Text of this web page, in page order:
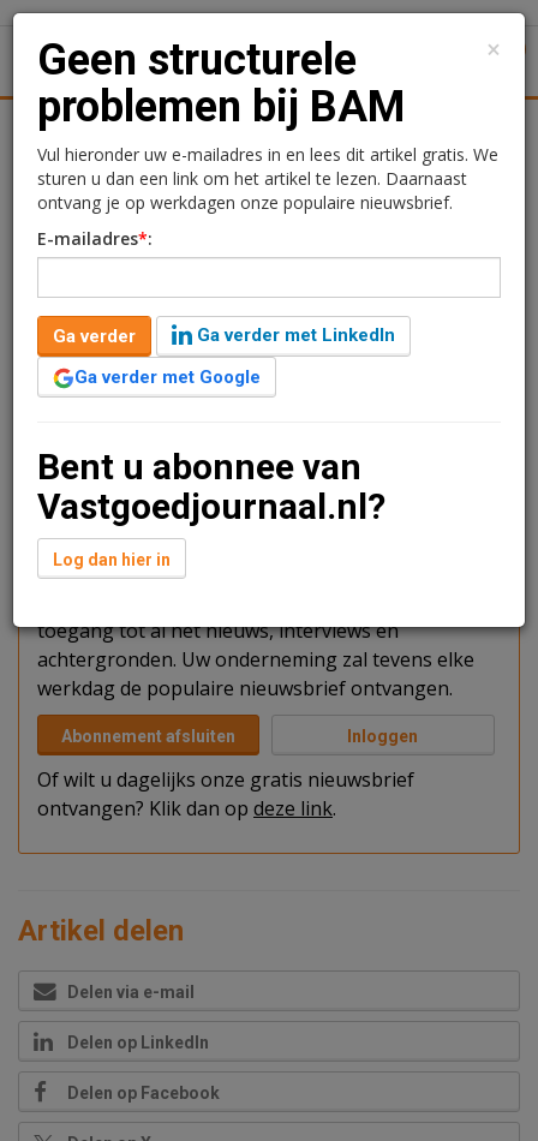
Nieuws Achtergronden
Geen structurele
problemen bij BAM
6 september 2013 om 11:10 1 minuut leestijd
De winstwaarschuwing die BAM in augustus uitgaf bij de
presentatie van de halfjaarcijfers, betekent niet dat er
Verder lezen?
U kunt het artikel niet volledig lezen omdat u nog
niet bent ingelogd. Log in of word abonnee van
toegang tot al het nieuws, interviews en
achtergronden. Uw onderneming zal tevens elke
werkdag de populaire nieuwsbrief ontvangen.
Abonnement afsluiten Inloggen
Of wilt u dagelijks onze gratis nieuwsbrief
ontvangen? Klik dan op deze link.
Artikel delen
Delen via e-mail
Delen op LinkedIn
Delen op Facebook
×
Geen structurele
problemen bij BAM
Vul hieronder uw e-mailadres in en lees dit artikel gratis. We
sturen u dan een link om het artikel te lezen. Daarnaast
ontvang je op werkdagen onze populaire nieuwsbrief.
E-mailadres*:
Ga verder
Ga verder met LinkedIn
Ga verder met Google
Bent u abonnee van
Vastgoedjournaal.nl?
Log dan hier in